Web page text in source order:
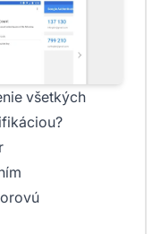
všetkých